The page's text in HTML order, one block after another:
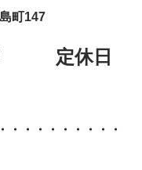
町147
時 定休日
・・・・・・・・・